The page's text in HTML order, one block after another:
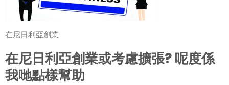
在尼日利亞創業
在尼日利亞創業或考慮擴張? 呢度係
我哋點樣幫助